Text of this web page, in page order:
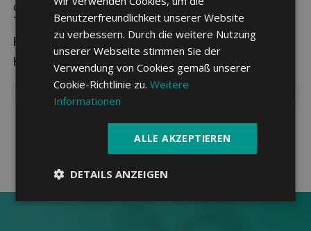
Sparpotenzial in Zug
Hier sehen Sie die drei günstigsten
Krankenkassen in Zug.
Benutzerfreundlichkeit unserer Website
zu verbessern. Durch die weitere Nutzung
unserer Webseite stimmen Sie der
Verwendung von Cookies gemäß unserer
Cookie-Richtlinie zu.Weitere
Informationen
ALLE AKZEPTIEREN
DETAILS ANZEIGEN